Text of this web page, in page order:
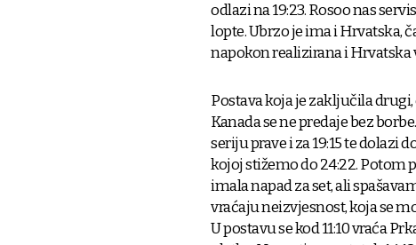
odlazi na 19:23. Rosoo nas
lopte. Ubrzo je ima i Hrvatska,
napokon realizirana i Hrvatska
Postava koja je zaključila drugi,
Kanada se ne predaje bez
seriju prave i za 19:15 te dolazi
kojoj stižemo do 24:22. Potom
imala napad za set, ali
vraćaju neizvjesnost, koja se
U postavu se kod 11:10 vraća